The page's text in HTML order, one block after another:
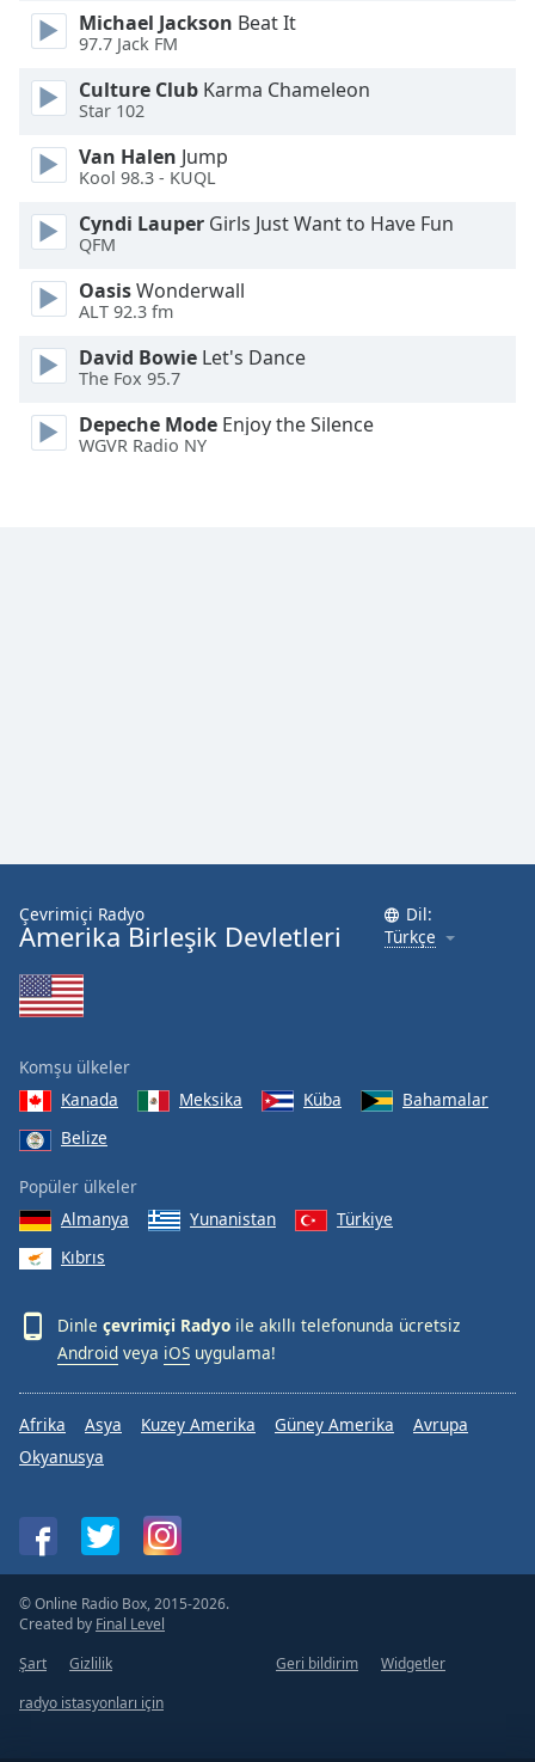
Text
Edge
Style
Font
Done
Modal
Dialog
End
dialog
Michael Jackson Beat It
97.7 Jack FM
Culture Club Karma Chameleon
Star 102
Van Halen Jump
Kool 98.3 - KUQL
Cyndi Lauper Girls Just Want to Have Fun
QFM
OasisWonderwall
ALT 92.3 fm
David Bowie Let's Dance
The Fox 95.7
Depeche Mode Enjoy the Silence
WGVR Radio NY
Çevrimiçi Radyo
Amerika Birleşik Devletleri
Dil:
Türkçe
Komşu ülkeler
Kanada
Meksika Küba
Bahamalar
Belize
Popüler ülkeler
Almanya
Yunanistan
Türkiye
Kıbrıs
Dinle çevrimiçi Radyo ile akıllı telefonunda ücretsiz
Android veya iOS uygulama!
Afrika Asya Kuzey Amerika Güney Amerika
Avrupa
Okyanusya
© Online Radio Box, 2015-2026.
Created by Final Level
Şart
Gizlilik Geri bildirim
Widgetler
radyo istasyonları için